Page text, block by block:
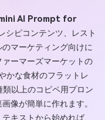
AI Prompt for
シピコンテンツ、レスト
マーケティング向けに
ーマーズマーケットの
かな食材のフラットレ
以上のコピペ用プロン
像が簡単に作れます。
キストから始めれば、